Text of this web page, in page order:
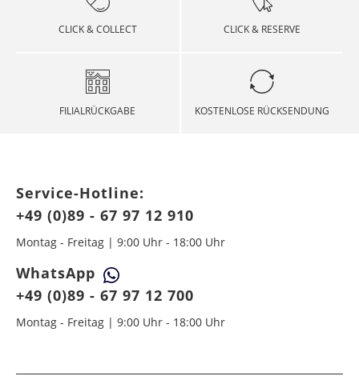
CLICK & COLLECT CLICK & RESERVE
FILIALRÜCKGABE KOSTENLOSE RÜCKSENDUNG
Service-Hotline:
+49 (0)89 - 67 97 12 910
Montag - Freitag | 9:00 Uhr - 18:00 Uhr
WhatsApp
+49 (0)89 - 67 97 12 700
Montag - Freitag | 9:00 Uhr - 18:00 Uhr